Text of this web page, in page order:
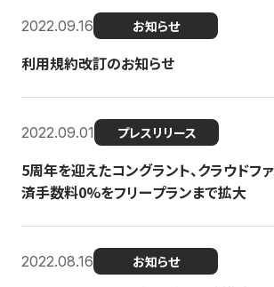
2022.09.16 お知らせ
利用規約改訂のお知らせ
2022.09.01 プレスリリース
5周年を迎えたコングラント、クラウドフ
済手数料0%をフリープランまで拡大
2022.08.16 お知らせ